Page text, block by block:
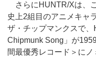
さらにHUNTR/Xは、
史上2組目のアニメキャ
ザ・チップマンクスで
Chipmunk Song」が
間最優秀レコード＞にノ